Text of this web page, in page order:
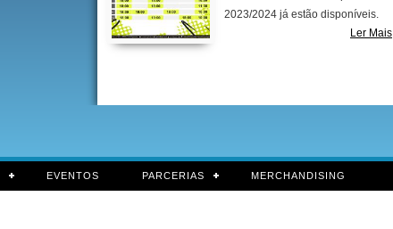
2023/2024 já estão disponíveis.
Ler Mais
EVENTOS PARCERIAS MERCHANDISING